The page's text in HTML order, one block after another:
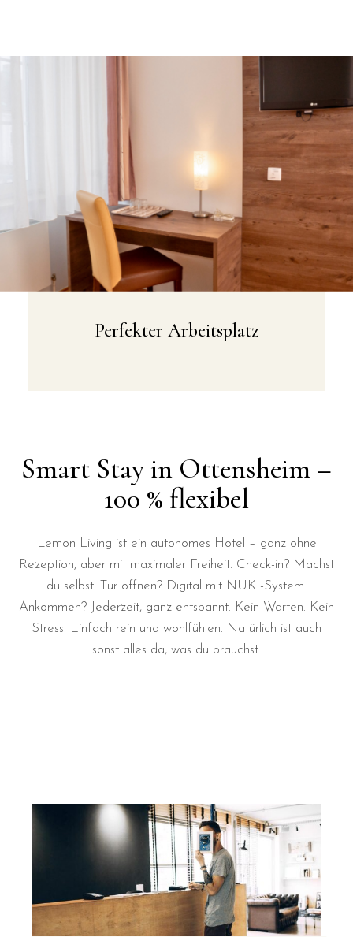
Perfekter Arbeitsplatz
Smart Stay in Ottensheim –
100 % flexibel
Lemon Living ist ein autonomes Hotel – ganz ohne
Rezeption, aber mit maximaler Freiheit. Check-in? Machst
du selbst. Tür öffnen? Digital mit NUKI-System.
Ankommen? Jederzeit, ganz entspannt. Kein Warten. Kein
Stress. Einfach rein und wohlfühlen. Natürlich ist auch
sonst alles da, was du brauchst: